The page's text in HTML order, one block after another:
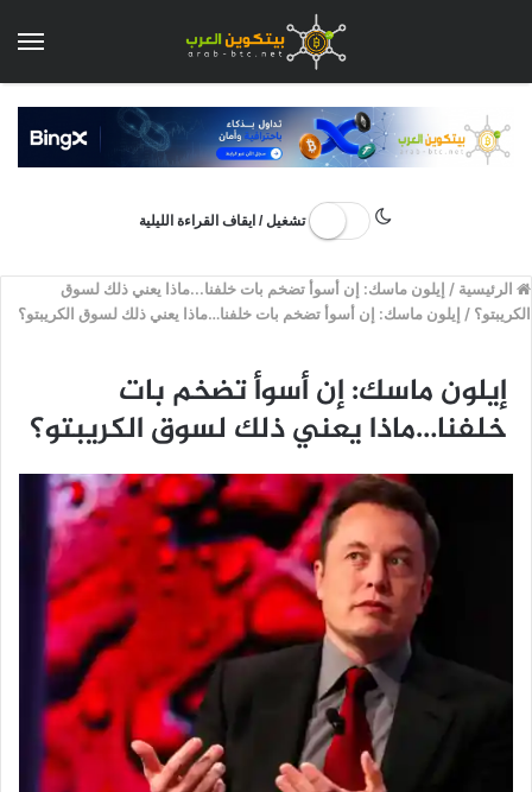
تشغيل / ايقاف القراءة الليلية
الرئيسية / إيلون ماسك: إن أسوأ تضخم بات خلفنا...ماذا يعني ذلك لسوق
الكريبتو؟ / إيلون ماسك: إن أسوأ تضخم بات خلفنا…ماذا يعني ذلك لسوق الكريبتو؟
إيلون ماسك: إن أسوأ تضخم بات
خلفنا…ماذا يعني ذلك لسوق الكريبتو؟